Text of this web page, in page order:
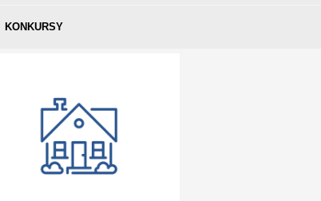
KONKURSY